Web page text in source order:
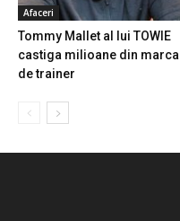
Afaceri
Tommy Mallet al lui TOWIE
castiga milioane din marca
de trainer